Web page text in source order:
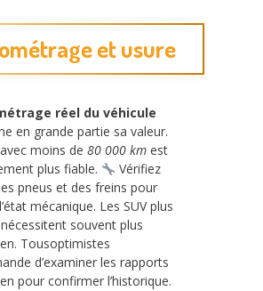
et usure
réel du véhicule
en grande partie sa valeur.
moins de 80 000 km est
plus fiable.
Vérifiez
pneus et des freins pour
mécanique. Les SUV plus
souvent plus
Tousoptimistes
d’examiner les rapports
pour confirmer l’historique.